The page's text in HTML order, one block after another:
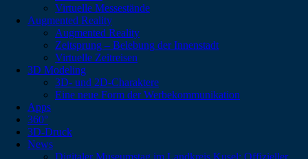
Virtuelle Messestände
Augmented Reality
Augmented Reality
Zeitsprung – Belebung der Innenstadt
Virtuelle Zeitreisen
3D Modeling
3D- und 2D-Charaktere
Eine neue Form der Werbekommunikation
Apps
360°
3D-Druck
News
Digitaler Museumstag im Landkreis Kusel: Offizieller